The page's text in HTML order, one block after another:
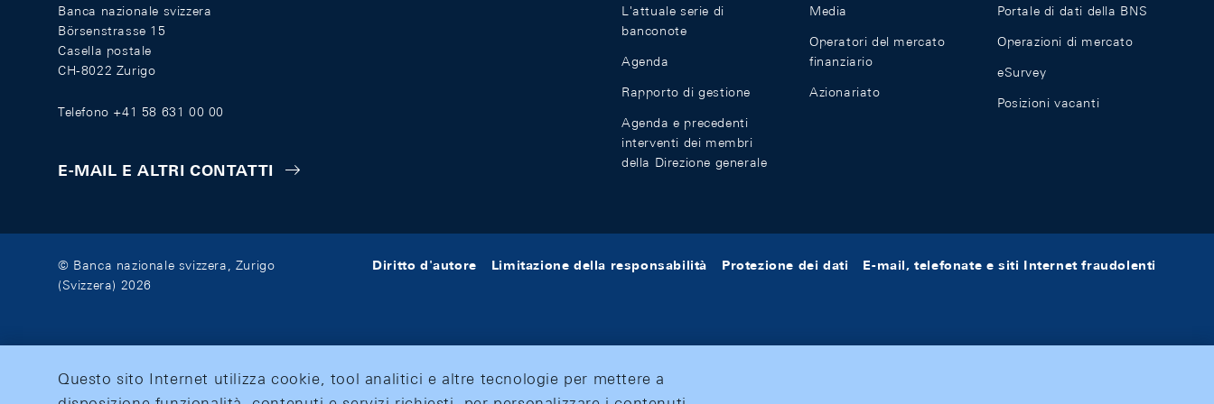
Banca nazionale svizzera
Börsenstrasse 15
Casella postale
CH-8022 Zurigo
Telefono +41 58 631 00 00
E-MAIL E ALTRI CONTATTI
L'attuale serie di
banconote
Agenda
Rapporto di gestione
Agenda e precedenti
interventi dei membri
della Direzione generale
Media
Operatori del mercato
finanziario
Azionariato
Portale di dati della BNS
Operazioni di mercato
eSurvey
Posizioni vacanti
© Banca nazionale svizzera, Zurigo
(Svizzera) 2026
Diritto d'autore Limitazione della responsabilità Protezione dei dati E-mail, telefonate e siti Internet fraudolenti
Questo sito Internet utilizza cookie, tool analitici e altre tecnologie per mettere a